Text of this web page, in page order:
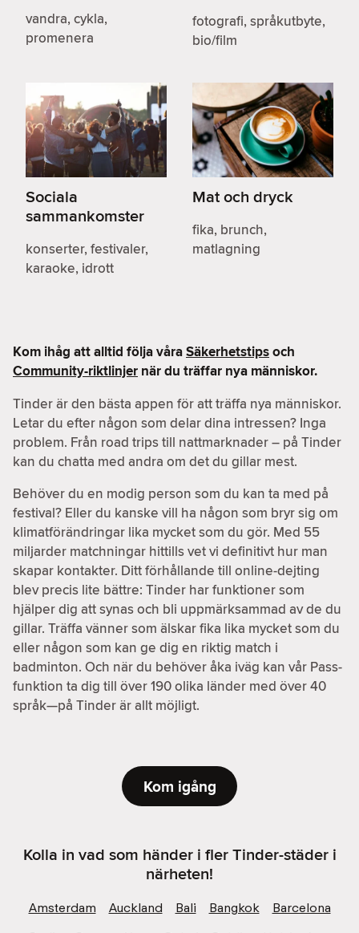
vandra, cykla,
promenera
fotografi, språkutbyte,
bio/film
Sociala
sammankomster
konserter, festivaler,
karaoke, idrott
Mat och dryck
fika, brunch,
matlagning
Kom ihåg att alltid följa våraSäkerhetstipsoch
Community-riktlinjer när du träffar nya människor.
Tinder är den bästa appen för att träffa nya människor.
Letar du efter någon som delar dina intressen? Inga
problem. Från road trips till nattmarknader – på Tinder
kan du chatta med andra om det du gillar mest.
Behöver du en modig person som du kan ta med på
festival? Eller du kanske vill ha någon som bryr sig om
klimatförändringar lika mycket som du gör. Med 55
miljarder matchningar hittills vet vi definitivt hur man
skapar kontakter. Ditt förhållande till online-dejting
blev precis lite bättre: Tinder har funktioner som
hjälper dig att synas och bli uppmärksammad av de du
gillar. Träffa vänner som älskar fika lika mycket som du
eller någon som kan ge dig en riktig match i
badminton. Och när du behöver åka iväg kan vår Pass-
funktion ta dig till över 190 olika länder med över 40
språk—på Tinder är allt möjligt.
Kom igång
Kolla in vad som händer i fler Tinder-städer i
närheten!
Amsterdam Auckland Bali Bangkok
Barcelona